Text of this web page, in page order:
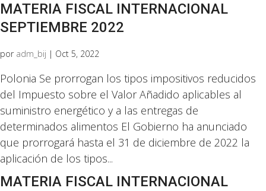
MATERIA FISCAL INTERNACIONAL
SEPTIEMBRE 2022
por adm_bij | Oct 5, 2022
Polonia Se prorrogan los tipos impositivos reducidos
del Impuesto sobre el Valor Añadido aplicables al
suministro energético y a las entregas de
determinados alimentos El Gobierno ha anunciado
que prorrogará hasta el 31 de diciembre de 2022 la
aplicación de los tipos...
MATERIA FISCAL INTERNACIONAL